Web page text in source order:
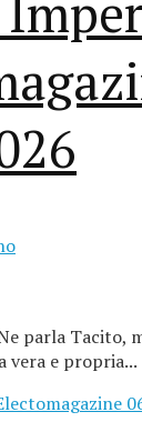
parla Tacito,
vera e propria...